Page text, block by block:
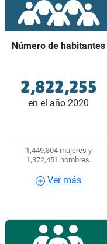
Número de habitantes
2,822,255
en el año 2020
1,449,804 mujeres y
1,372,451 hombres.
Ver más
Número de habitantes
Ocupó el lugar 19 entre
los 32 estados del país.
Ver más